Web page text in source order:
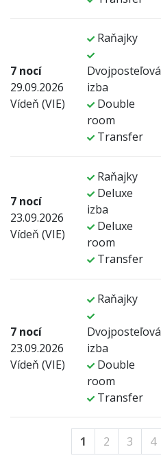
7 nocí
29.09.2026
Vídeň (VIE)
Raňajky
Dvojposteľová
izba
Double
room
Transfer
7 nocí
23.09.2026
Vídeň (VIE)
Raňajky
Deluxe
izba
Deluxe
room
Transfer
7 nocí
23.09.2026
Vídeň (VIE)
Raňajky
Dvojposteľová
izba
Double
room
Transfer
1 2 3 4